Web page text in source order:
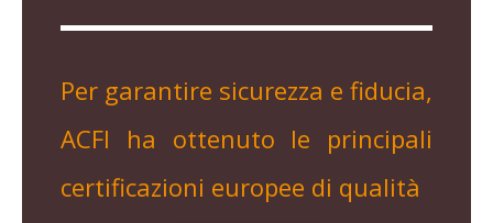
Per garantire sicurezza e fiducia,
ACFI ha ottenuto le principali
certificazioni europee di qualità